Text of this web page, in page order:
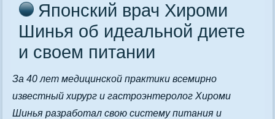
Японский врач Хироми
Шинья об идеальной диете
и своем питании
За 40 лет медицинской практики всемирно
известный хирург и гастроэнтеролог Хироми
Шинья разработал свою систему питания и